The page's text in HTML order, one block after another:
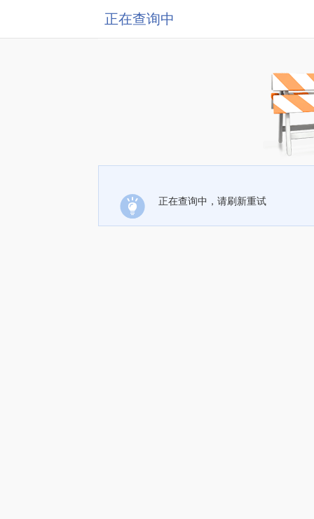
正在查询中
正在查询中，请刷新重试